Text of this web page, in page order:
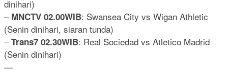
dinihari)
– MNCTV 02.00WIB: Swansea City vs Wigan Athletic
(Senin dinihari, siaran tunda)
–Trans7 02.30WIB: Real Sociedad vs Atletico Madrid
(Senin dinihari)
—